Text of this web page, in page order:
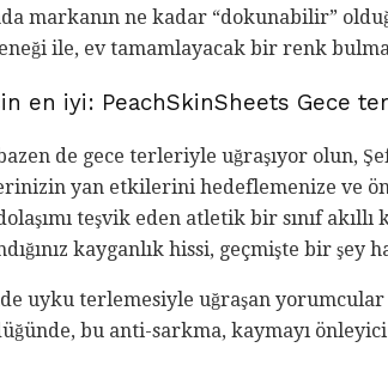
markanın ne kadar “dokunabilir”
ile, ev tamamlayacak bir renk
en iyi: PeachSkinSheets Gece
de gece terleriyle uğraşıyor olun,
yan etkilerini hedeflemenize ve
teşvik eden atletik bir sınıf
kayganlık hissi, geçmişte bir şey
uyku terlemesiyle uğraşan
bu anti-sarkma, kaymayı